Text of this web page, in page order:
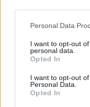
Please note that this
not limited to your visit
grant or deny consent
use your data for
consent section.
Personal Data
I want to opt-out
personal data.
Opted In
I want to opt-out
Personal Data.
Opted In
—Panathinaikos